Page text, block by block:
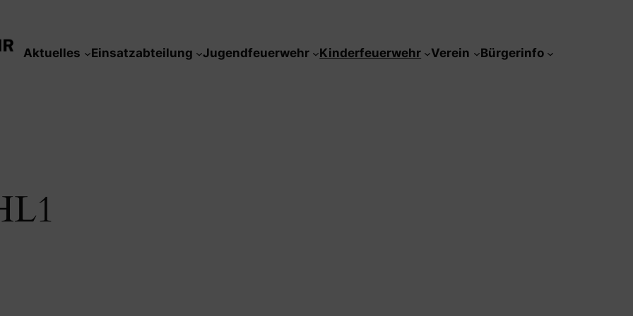
Aktuelles Einsatzabteilung Jugendfeuerwehr Kinderfeuerwehr Verein Bürgerinfo